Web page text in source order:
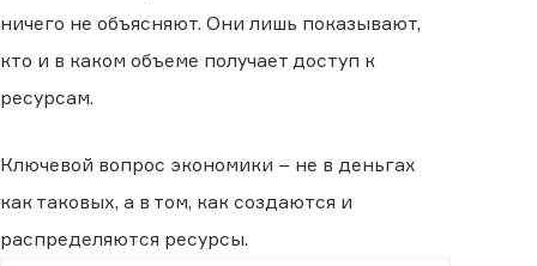
ничего не объясняют. Они лишь показывают,
кто и в каком объеме получает доступ к
ресурсам.
Ключевой вопрос экономики – не в деньгах
как таковых, а в том, как создаются и
распределяются ресурсы.